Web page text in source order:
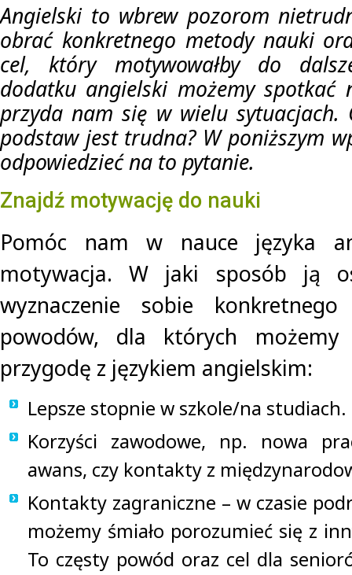
Angielski to wbrew pozorom
obrać konkretnego metody nauki
cel, który motywowałby do
dodatku angielski możemy
przyda nam się w wielu sytuacjach.
podstaw jest trudna? W poniższym
odpowiedzieć na to pytanie.
Znajdź motywację do nauki
Pomóc nam w nauce języka
motywacja. W jaki sposób ją
wyznaczenie sobie
powodów, dla których możemy
przygodę z językiem angielskim:
Lepsze stopnie w szkole/na studiach.
Korzyści zawodowe, np. nowa
awans, czy kontakty z
Kontakty zagraniczne – w czasie
możemy śmiało porozumieć się z
To częsty powód oraz cel dla